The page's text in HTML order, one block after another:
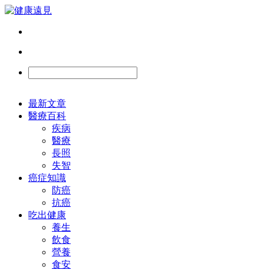
最新文章
醫療百科
疾病
醫療
長照
失智
癌症知識
防癌
抗癌
吃出健康
養生
飲食
營養
食安